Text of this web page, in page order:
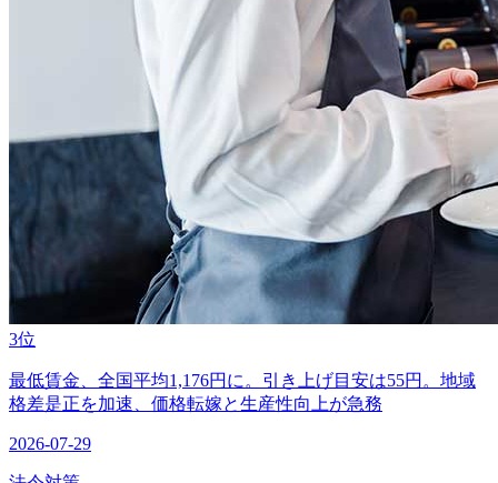
3位
最低賃金、全国平均1,176円に。引き上げ目安は55円。地域
格差是正を加速、価格転嫁と生産性向上が急務
2026-07-29